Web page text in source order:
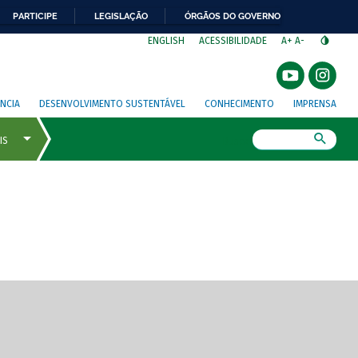
PARTICIPE LEGISLAÇÃO ÓRGÃOS DO GOVERNO
ENGLISH ACESSIBILIDADE A+ A-
DESENVOLVIMENTO SUSTENTÁVEL CONHECIMENTO IMPRENSA
de tela